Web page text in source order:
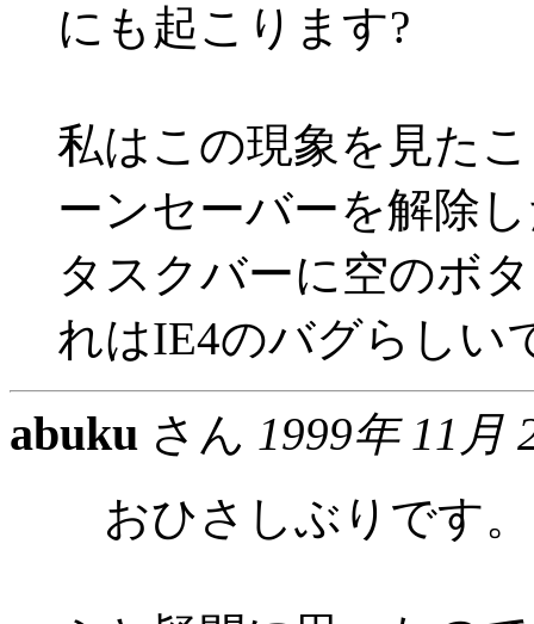
にも起こります?
私はこの現象を見た
ーンセーバーを解除
タスクバーに空のボ
れはIE4のバグらし
abuku さん 1999年 11月
おひさしぶりです。